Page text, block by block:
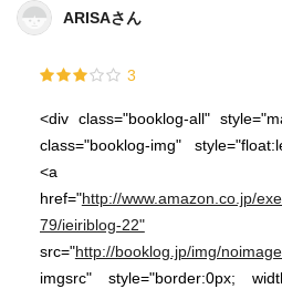
ARISAさん
3
<div class="booklog-all"
class="booklog-img"
<a
href="http://www.amazon.co.jp/
79/ieiriblog-22"
src="http://booklog.jp/img/
imgsrc" style="border:0px;